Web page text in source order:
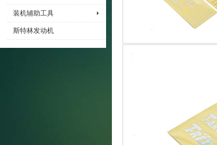
装机辅助工具
斯特林发动机